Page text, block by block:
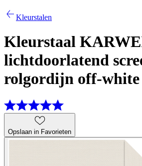
Kleurstalen
Kleurstaal
lichtdoorlatend
rolgordijn off-white
Opslaan in Favorieten